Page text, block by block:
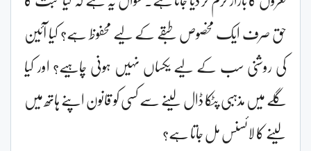
حق صرف ایک مخصوص طبقے کے لیے محفوظ ہے؟ کیا آئین
کی روشنی سب کے لیے یکساں نہیں ہونی چاہیے؟ اور کیا
گلے میں مذہبی پٹکا ڈال لینے سے کسی کو قانون اپنے ہاتھ میں
لینے کا لائسنس مل جاتا ہے؟